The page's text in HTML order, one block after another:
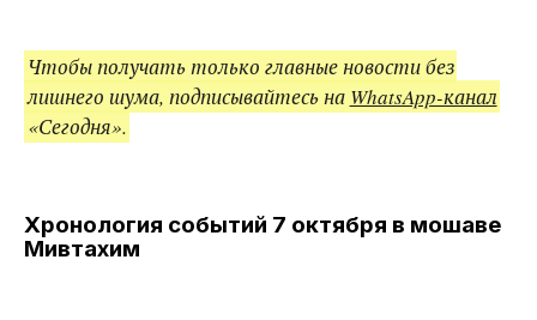
Чтобы получать только главные новости без
лишнего шума, подписывайтесь на WhatsApp-канал
«Сегодня».
Хронология событий 7 октября в мошаве
Мивтахим